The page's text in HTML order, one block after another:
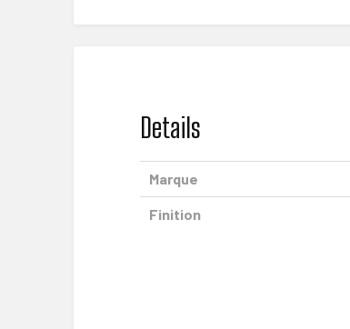
Details
Marque
Finition